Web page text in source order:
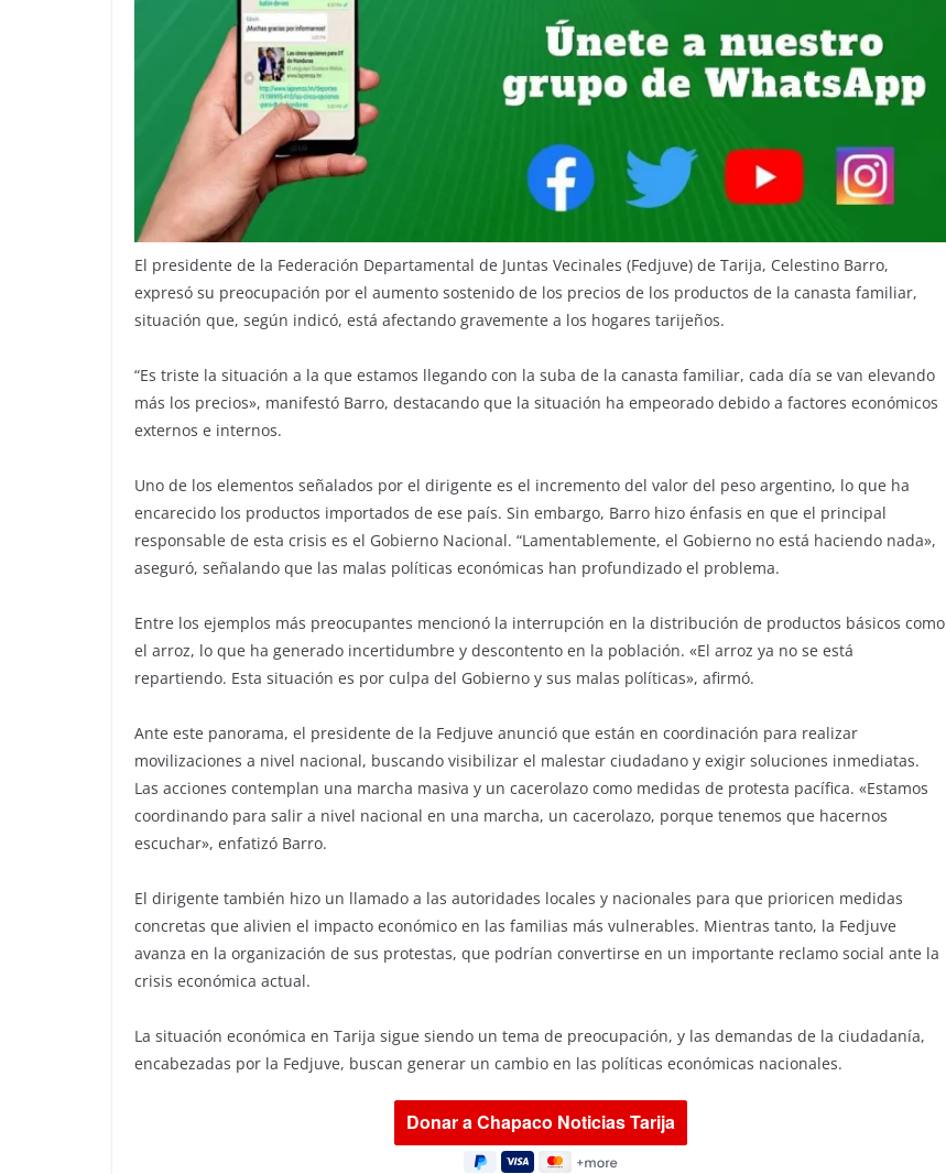
El presidente de la Federación Departamental de Juntas Vecinales (Fedjuve) de Tarija, Celestino Barro,
expresó su preocupación por el aumento sostenido de los precios de los productos de la canasta familiar,
situación que, según indicó, está afectando gravemente a los hogares tarijeños.
“Es triste la situación a la que estamos llegando con la suba de la canasta familiar, cada día se van elevando
más los precios», manifestó Barro, destacando que la situación ha empeorado debido a factores económicos
externos e internos.
Uno de los elementos señalados por el dirigente es el incremento del valor del peso argentino, lo que ha
encarecido los productos importados de ese país. Sin embargo, Barro hizo énfasis en que el principal
responsable de esta crisis es el Gobierno Nacional. “Lamentablemente, el Gobierno no está haciendo nada»,
aseguró, señalando que las malas políticas económicas han profundizado el problema.
Entre los ejemplos más preocupantes mencionó la interrupción en la distribución de productos básicos como
el arroz, lo que ha generado incertidumbre y descontento en la población. «El arroz ya no se está
repartiendo. Esta situación es por culpa del Gobierno y sus malas políticas», afirmó.
Ante este panorama, el presidente de la Fedjuve anunció que están en coordinación para realizar
movilizaciones a nivel nacional, buscando visibilizar el malestar ciudadano y exigir soluciones inmediatas.
Las acciones contemplan una marcha masiva y un cacerolazo como medidas de protesta pacífica. «Estamos
coordinando para salir a nivel nacional en una marcha, un cacerolazo, porque tenemos que hacernos
escuchar», enfatizó Barro.
El dirigente también hizo un llamado a las autoridades locales y nacionales para que prioricen medidas
concretas que alivien el impacto económico en las familias más vulnerables. Mientras tanto, la Fedjuve
avanza en la organización de sus protestas, que podrían convertirse en un importante reclamo social ante la
crisis económica actual.
La situación económica en Tarija sigue siendo un tema de preocupación, y las demandas de la ciudadanía,
encabezadas por la Fedjuve, buscan generar un cambio en las políticas económicas nacionales.